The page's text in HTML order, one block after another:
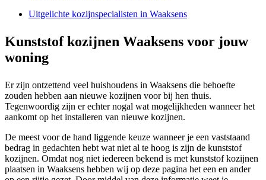
Uitgelichte kozijnspecialisten in Waaksens
Kunststof kozijnen Waaksens voor jouw
woning
Er zijn ontzettend veel huishoudens in Waaksens die behoefte
zouden hebben aan nieuwe kozijnen voor bij hen thuis.
Tegenwoordig zijn er echter nogal wat mogelijkheden wanneer het
aankomt op het installeren van nieuwe kozijnen.
De meest voor de hand liggende keuze wanneer je een vaststaand
bedrag in gedachten hebt wat niet al te hoog is zijn de kunststof
kozijnen. Omdat nog niet iedereen bekend is met kunststof kozijnen
plaatsen in Waaksens hebben wij op deze pagina het een en ander